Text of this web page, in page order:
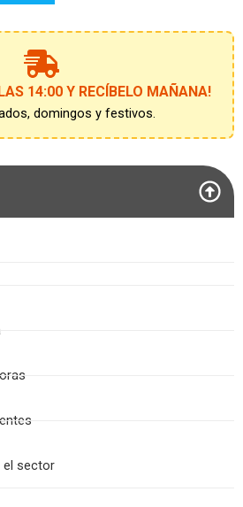
14:00 Y RECÍBELO MAÑANA!
domingos y festivos.
el sector